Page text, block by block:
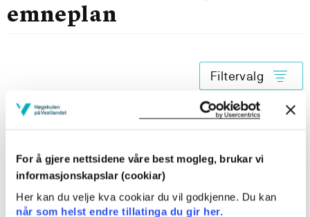
For å gjere nettsidene våre best mogleg, brukar vi
informasjonskapslar (cookiar)
Her kan du velje kva cookiar du vil godkjenne. Du kan
når som helst endre tillatinga du gir her.
emneplan
Filtervalg
BER332 Bacheloroppgave
BER332 Bacheloroppgave